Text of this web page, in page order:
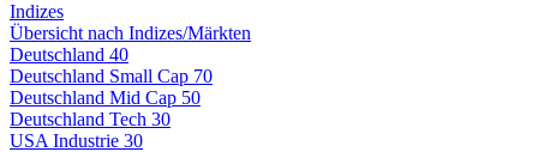
Indizes
Übersicht nach Indizes/Märkten
Deutschland 40
Deutschland Small Cap 70
Deutschland Mid Cap 50
Deutschland Tech 30
USA Industrie 30